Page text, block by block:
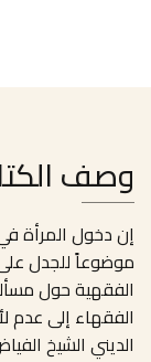
وصف
إن دخول المرأة
موضوعاً للجدل
الفقهية حول
الفقهاء إلى عدم
الديني الشيخ